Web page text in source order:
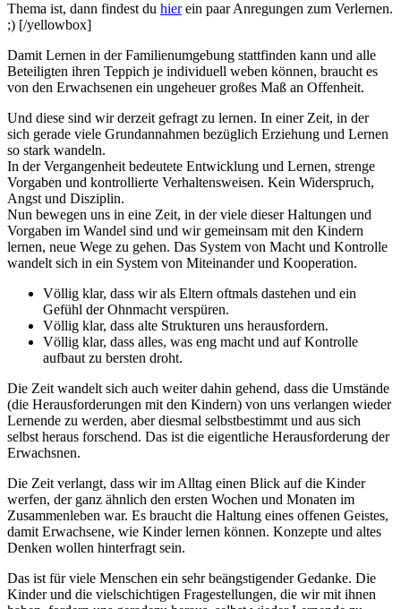
Thema ist, dann findest du hierein paar Anregungen zum Verlernen.
;) [/yellowbox]
Damit Lernen in der Familienumgebung stattfinden kann und alle
Beteiligten ihren Teppich je individuell weben können, braucht es
von den Erwachsenen ein ungeheuer großes Maß an Offenheit.
Und diese sind wir derzeit gefragt zu lernen. In einer Zeit, in der
sich gerade viele Grundannahmen bezüglich Erziehung und Lernen
so stark wandeln.
In der Vergangenheit bedeutete Entwicklung und Lernen, strenge
Vorgaben und kontrollierte Verhaltensweisen. Kein Widerspruch,
Angst und Disziplin.
Nun bewegen uns in eine Zeit, in der viele dieser Haltungen und
Vorgaben im Wandel sind und wir gemeinsam mit den Kindern
lernen, neue Wege zu gehen. Das System von Macht und Kontrolle
wandelt sich in ein System von Miteinander und Kooperation.
Völlig klar, dass wir als Eltern oftmals dastehen und ein
Gefühl der Ohnmacht verspüren.
Völlig klar, dass alte Strukturen uns herausfordern.
Völlig klar, dass alles, was eng macht und auf Kontrolle
aufbaut zu bersten droht.
Die Zeit wandelt sich auch weiter dahin gehend, dass die Umstände
(die Herausforderungen mit den Kindern) von uns verlangen wieder
Lernende zu werden, aber diesmal selbstbestimmt und aus sich
selbst heraus forschend. Das ist die eigentliche Herausforderung der
Erwachsnen.
Die Zeit verlangt, dass wir im Alltag einen Blick auf die Kinder
werfen, der ganz ähnlich den ersten Wochen und Monaten im
Zusammenleben war. Es braucht die Haltung eines offenen Geistes,
damit Erwachsene, wie Kinder lernen können. Konzepte und altes
Denken wollen hinterfragt sein.
Das ist für viele Menschen ein sehr beängstigender Gedanke. Die
Kinder und die vielschichtigen Fragestellungen, die wir mit ihnen